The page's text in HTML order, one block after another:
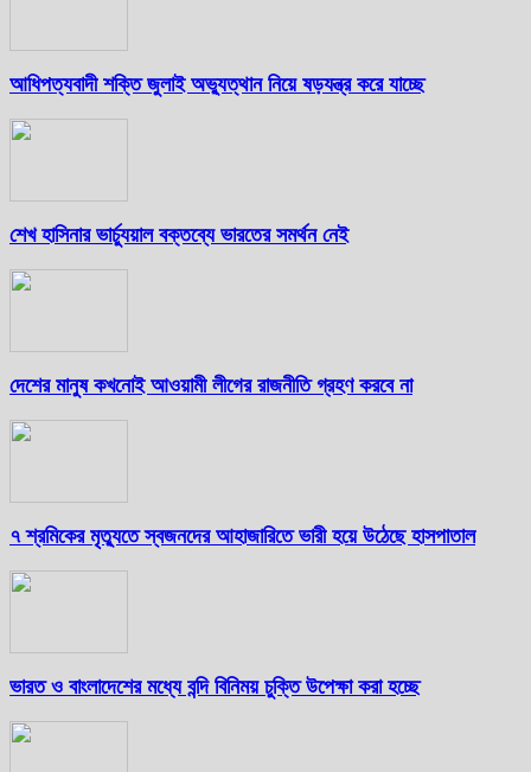
আধিপত্যবাদী শক্তি জুলাই অভ্যুত্থান নিয়ে ষড়যন্ত্র করে যাচ্ছে
শেখ হাসিনার ভার্চ্যুয়াল বক্তব্যে ভারতের সমর্থন নেই
দেশের মানুষ কখনোই আওয়ামী লীগের রাজনীতি গ্রহণ করবে না
৭ শ্রমিকের মৃত্যুতে স্বজনদের আহাজারিতে ভারী হয়ে উঠেছে হাসপাতাল
ভারত ও বাংলাদেশের মধ্যে বন্দি বিনিময় চুক্তি উপেক্ষা করা হচ্ছে